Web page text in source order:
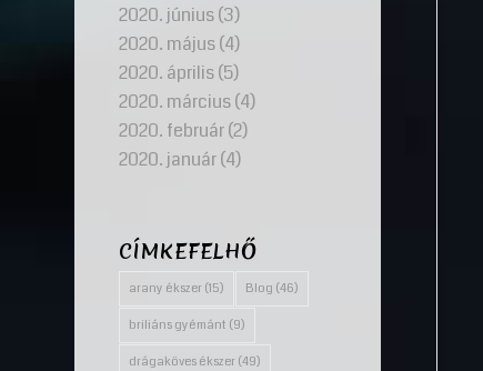
2020. június(3)
2020. május(4)
2020. április(5)
2020. március(4)
2020. február(2)
2020. január(4)
CÍMKEFELHŐ
arany ékszer (15) Blog (46)
briliáns gyémánt (9)
drágaköves ékszer (49)